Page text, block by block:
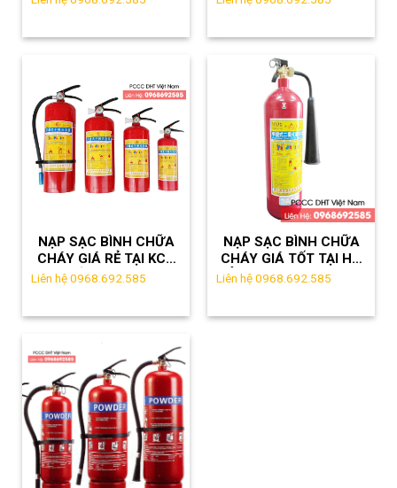
NẠP SẠC BÌNH CHỮA
CHÁY GIÁ RẺ TẠI KCN
ĐỒNG VĂN
Liên hệ 0968.692.585
NẠP SẠC BÌNH CHỮA
CHÁY GIÁ TỐT TẠI HÀ
NỘI – LH:0968.692.585
Liên hệ 0968.692.585